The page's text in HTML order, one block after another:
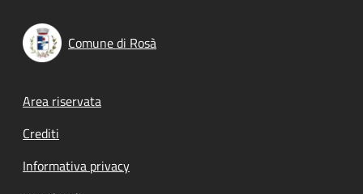
Comune di Rosà
Footer menu
Area riservata
Crediti
Informativa privacy